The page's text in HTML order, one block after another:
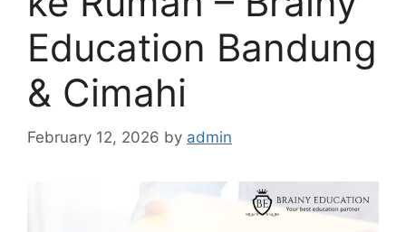
Education Bandung
& Cimahi
February 12, 2026 by admin